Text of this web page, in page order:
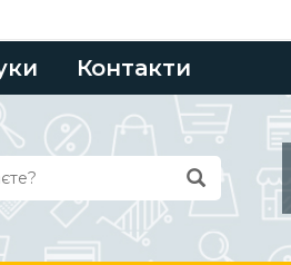
Контакти